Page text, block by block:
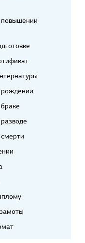
повышении
рождении